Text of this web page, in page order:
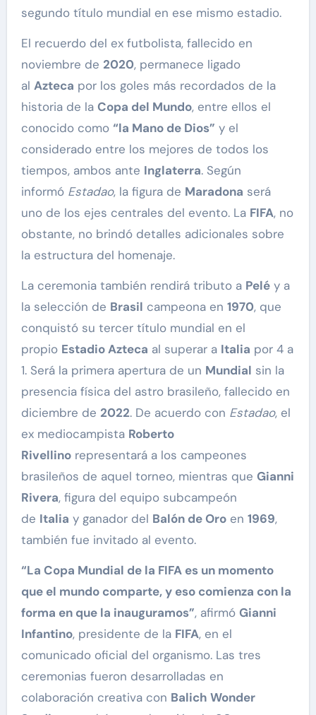
segundo título mundial en ese mismo estadio.
El recuerdo del ex futbolista, fallecido en
noviembre de 2020, permanece ligado
al Azteca por los goles más recordados de la
historia de la Copa del Mundo, entre ellos el
conocido como “la Mano de Dios” y el
considerado entre los mejores de todos los
tiempos, ambos ante Inglaterra. Según
informó Estadao, la figura de Maradona será
uno de los ejes centrales del evento. La FIFA, no
obstante, no brindó detalles adicionales sobre
la estructura del homenaje.
La ceremonia también rendirá tributo a Peléy a
la selección de Brasil campeona en 1970, que
conquistó su tercer título mundial en el
propio Estadio Azteca al superar a Italia por 4 a
1. Será la primera apertura de un Mundial sin la
presencia física del astro brasileño, fallecido en
diciembre de 2022. De acuerdo con Estadao, el
ex mediocampista Roberto
Rivellinorepresentará a los campeones
brasileños de aquel torneo, mientras que Gianni
Rivera, figura del equipo subcampeón
de Italia y ganador del Balón de Oroen 1969,
también fue invitado al evento.
“La Copa Mundial de la FIFA es un momento
que el mundo comparte, y eso comienza con la
forma en que la inauguramos”, afirmó Gianni
Infantino, presidente de la FIFA, en el
comunicado oficial del organismo. Las tres
ceremonias fueron desarrolladas en
colaboración creativa con Balich Wonder